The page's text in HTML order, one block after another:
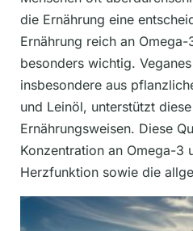
die Ernährung eine
Ernährung reich an
besonders wichtig.
insbesondere aus
und Leinöl, unterstützt
Ernährungsweisen. Diese
Konzentration an Omega-3
Herzfunktion sowie die